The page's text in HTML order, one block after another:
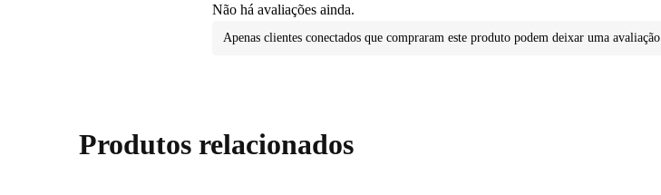
Não há avaliações ainda.
Apenas clientes conectados que compraram este produto podem deixar uma avaliação.
Produtos relacionados